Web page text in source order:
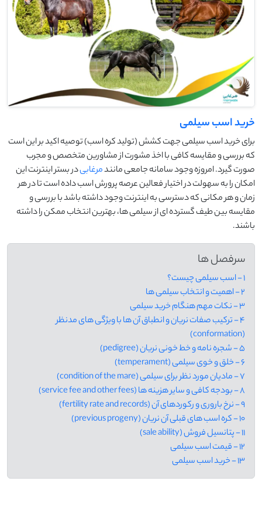
خرید اسب سیلمی
برای خرید اسب سیلمی جهت کشش (تولید کره اسب) توصیه اکید بر این است
که بررسی و مقایسه کافی با اخذ مشورت از مشاورین متخصص و مجرب
صورت گیرد. امروزه وجود سامانه جامعی مانندمرغابیدر بستر اینترنت این
امکان را به سهولت در اختیار فعالین عرصه پرورش اسب داده است تا در هر
زمان و هر مکانی که دسترسی به اینترنت وجود داشته باشد با بررسی و
مقایسه بین طیف گسترده ای از سیلمی ها، بهترین انتخاب ممکن را داشته
باشند.
سرفصل ها
1 - اسب سیلمی چیست؟
2 - اهمیت و انتخاب سیلمی ها
3 - نکات مهم هنگام خرید سیلمی
4 - ترکیب صفات نریان و انطباق آن ها با ویژگی های مدنظر
(conformation)
5 - شجره نامه و خط خونی نریان (pedigree)
6 - خلق و خوی سیلمی (temperament)
7 - مادیان مورد نظر برای سیلمی (condition of the mare)
8 - بودجه کافی و سایر هزینه ها (service fee and other fees)
9 - نرخ باروری و رکوردهای آن (fertility rate and records)
10 - کره اسب های قبلی آن نریان (previous progeny)
11 - پتانسیل فروش (sale ability)
12 - قیمت اسب سیلمی
13 - خرید اسب سیلمی